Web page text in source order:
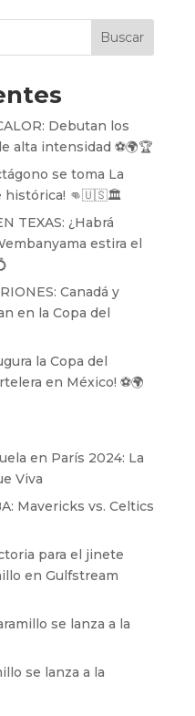
Buscar
Debutan los
alta intensidad ⚽️🌍🏆
se toma La
histórica! 👊🇺🇸🏛️
TEXAS: ¿Habrá
estira el
Canadá y
en la Copa del
la Copa del
en México! ⚽️🌍
en París 2024: La
Viva
Mavericks vs. Celtics
para el jinete
en Gulfstream
se lanza a la
se lanza a la